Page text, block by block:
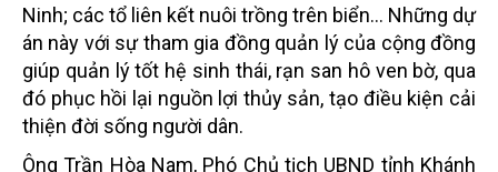
Ninh; các tổ liên kết nuôi trồng trên biển... Những dự
án này với sự tham gia đồng quản lý của cộng đồng
giúp quản lý tốt hệ sinh thái, rạn san hô ven bờ, qua
đó phục hồi lại nguồn lợi thủy sản, tạo điều kiện cải
thiện đời sống người dân.
Ông Trần Hòa Nam, Phó Chủ tịch UBND tỉnh Khánh